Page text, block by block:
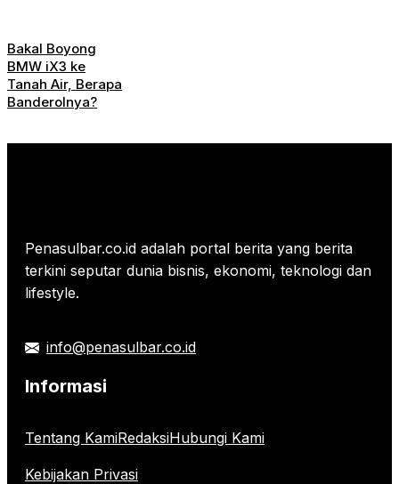
Bakal Boyong
BMW iX3 ke
Tanah Air, Berapa
Banderolnya?
Penasulbar.co.id adalah portal berita yang berita
terkini seputar dunia bisnis, ekonomi, teknologi dan
lifestyle.
info@penasulbar.co.id
Informasi
Tentang KamiRedaksiHubungi Kami
Kebijakan Privasi